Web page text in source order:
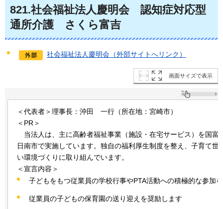
821.社会福祉法人慶明会 認知症対応型
通所介護
さ くら富吉
社会福祉法人慶明会（外部サイトへリンク）
画面サイズで表示
＜代表者＞理事長：沖田 一行（所在地：宮崎市）
＜PR＞
当法人は、主に高齢者福祉事業（施設・在宅サービス）を国富
日南市で実施しています。独自の福利厚生制度を整え、子育て世
い環境づくりに取り組んでいます。
＜宣言内容＞
子どもをもつ従業員の学校行事やPTA活動への積極的な参加
従業員の子どもの保育園の送り迎えを奨励します